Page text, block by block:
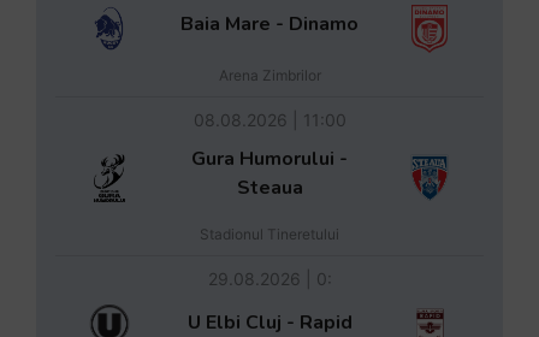
Baia Mare - Dinamo
Arena Zimbrilor
08.08.2026 | 11:00
Gura Humorului -
Steaua
Stadionul Tineretului
29.08.2026 | 0:
U Elbi Cluj - Rapid